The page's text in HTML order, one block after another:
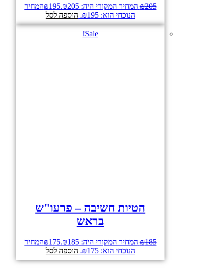
₪205 המחיר המקורי היה: ₪205. ₪195
המחיר
הנוכחי הוא: ₪195.
הוספה לסל
Sale!
הטיות חשיבה – פרעו"ש
בראש
₪185 המחיר המקורי היה: ₪185. ₪175
המחיר
הנוכחי הוא: ₪175.
הוספה לסל